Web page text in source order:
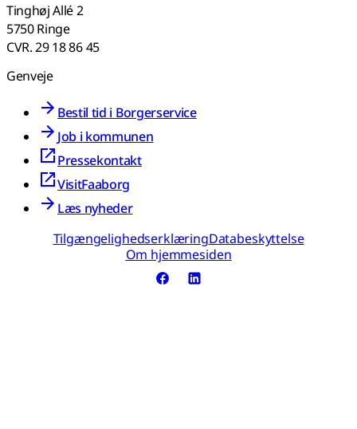
Tinghøj Allé 2
5750 Ringe
CVR. 29 18 86 45
Genveje
Bestil tid i Borgerservice
Job i kommunen
Pressekontakt
VisitFaaborg
Læs nyheder
TilgængelighedserklæringDatabeskyttelse
Om hjemmesiden